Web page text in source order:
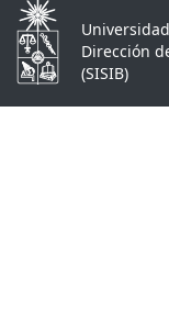
Dirección
(SISIB)